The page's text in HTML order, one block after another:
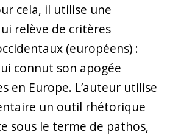
cela, il utilise une
relève de critères
(européens) :
connut son apogée
en Europe. L’auteur utilise
un outil rhétorique
sous le terme de pathos,